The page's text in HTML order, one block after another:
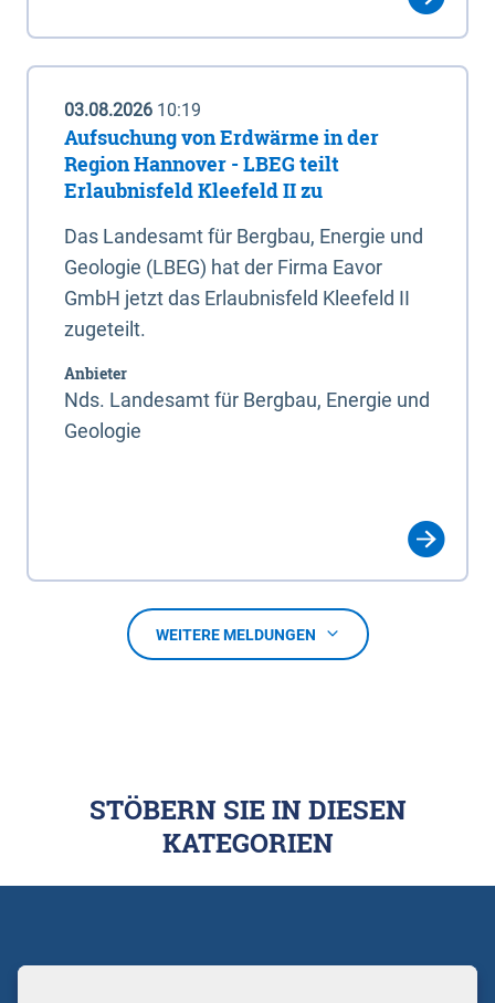
03.08.2026 10:19
Aufsuchung von Erdwärme in der
Region Hannover - LBEG teilt
Erlaubnisfeld Kleefeld II zu
Das Landesamt für Bergbau, Energie und
Geologie (LBEG) hat der Firma Eavor
GmbH jetzt das Erlaubnisfeld Kleefeld II
zugeteilt.
Anbieter
Nds. Landesamt für Bergbau, Energie und
Geologie
WEITERE MELDUNGEN
STÖBERN SIE IN DIESEN
KATEGORIEN